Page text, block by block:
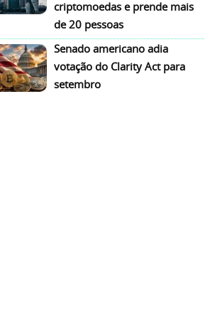
criptomoedas e prende mais
de 20 pessoas
Senado americano adia
votação do Clarity Act para
setembro